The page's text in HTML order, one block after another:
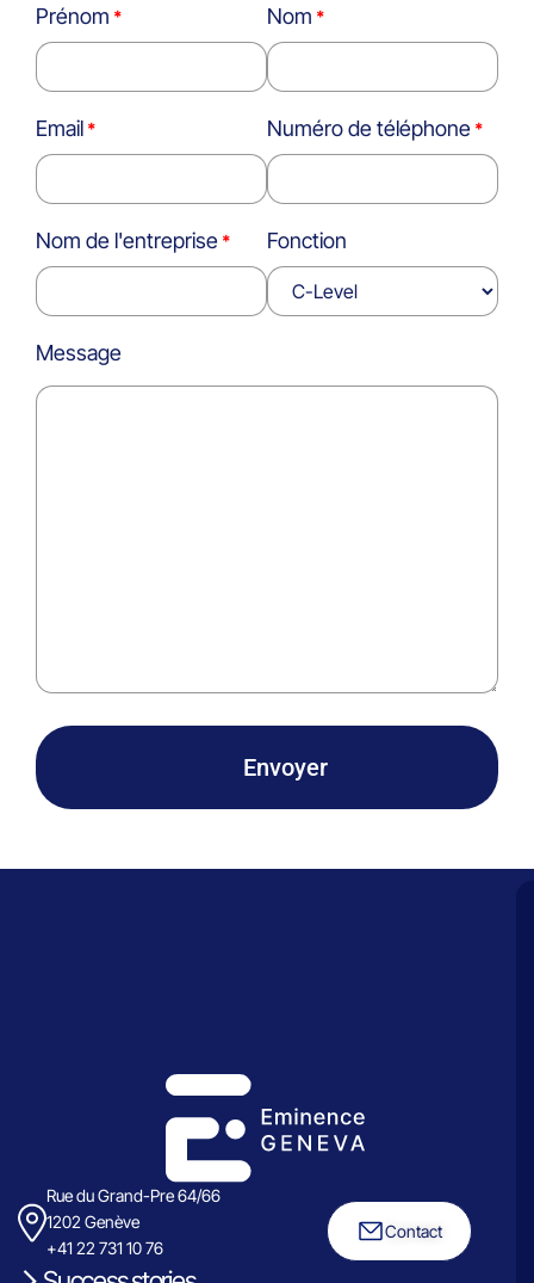
Prénom Nom
Email Numéro de téléphone
Nom de l'entreprise Fonction
Message
Envoyer
Rue du Grand-Pre 64/66
1202 Genève
+41 22 731 10 76
Contact